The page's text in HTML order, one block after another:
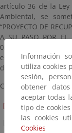
artículo 36 de la
Ambiental, se
“PROYECTO DE
A SU PASO POR EL
0256/2111), la
el Estudio de
días hábiles (el plazo
Clave: 03.418-0256/
Memoria y anejos
Planos
Información
utiliza cookies
sesión,
obtener
aceptar todas
tipo de
las cookies
Cookies